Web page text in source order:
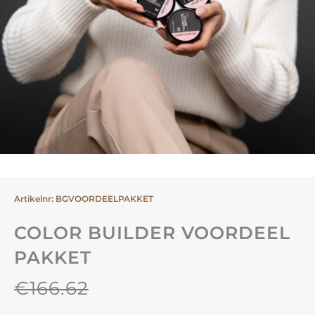
Artikelnr: BGVOORDEELPAKKET
COLOR BUILDER VOORDEEL
PAKKET
€166.62
Oorspronkelijke
Huidige